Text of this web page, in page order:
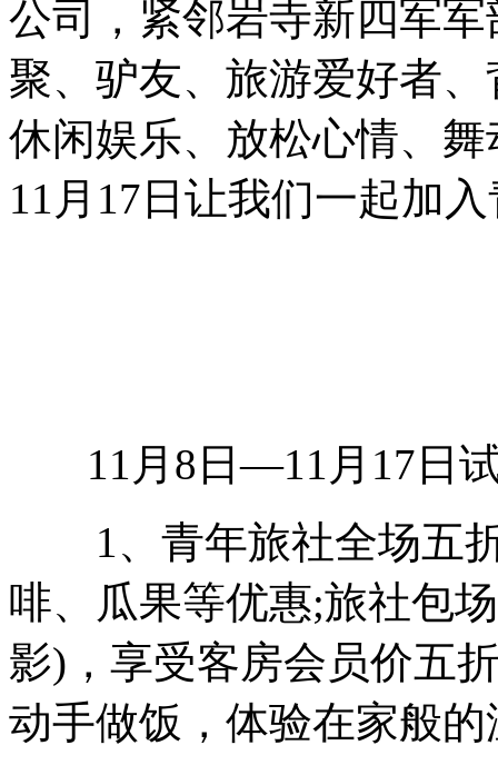
公司，紧邻岩寺新四军
聚、驴友、旅游爱好者
休闲娱乐、放松心情、
11月17日让我们一起加
11月8日—11月17日试
1、青年旅社全场五折
啡、瓜果等优惠;旅社包
影)，享受客房会员价五
动手做饭，体验在家般